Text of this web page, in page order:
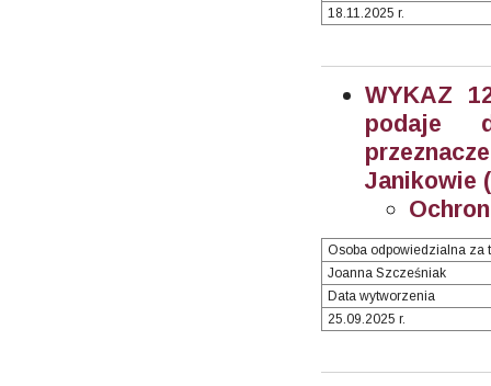
18.11.2025 r.
WYKAZ
podaje
Janikowie
Osoba odpowiedzialna za
Joanna Szcześniak
Data wytworzenia
25.09.2025 r.